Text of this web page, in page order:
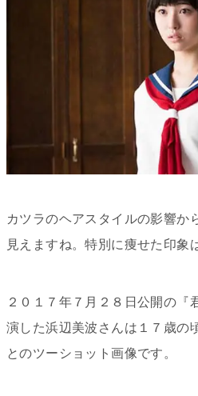
カツラのヘアスタイルの影響か
見えますね。特別に痩せた印象
２０１７年７月２８日公開の『
演した浜辺美波さんは１７歳の
とのツーショット画像です。